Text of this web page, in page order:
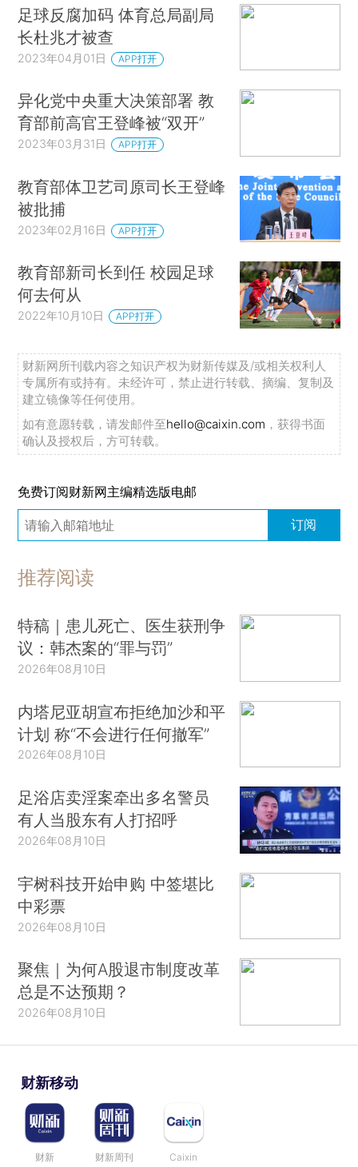
足球反腐加码 体育总局副局
长杜兆才被查
2023年04月01日 APP打开
异化党中央重大决策部署 教
育部前高官王登峰被“双开”
2023年03月31日 APP打开
教育部体卫艺司原司长王登峰
被批捕
2023年02月16日 APP打开
教育部新司长到任 校园足球
何去何从
2022年10月10日 APP打开
财新网所刊载内容之知识产权为财新传媒及/或相关权利人
专属所有或持有。未经许可，禁止进行转载、摘编、复制及
建立镜像等任何使用。
如有意愿转载，请发邮件至hello@caixin.com ，获得书面
确认及授权后，方可转载。
免费订阅财新网主编精选版电邮
订阅
推荐阅读
特稿｜患儿死亡、医生获刑争
议：韩杰案的“罪与罚”
2026年08月10日
内塔尼亚胡宣布拒绝加沙和平
计划 称“不会进行任何撤军”
2026年08月10日
足浴店卖淫案牵出多名警员
有人当股东有人打招呼
2026年08月10日
宇树科技开始申购 中签堪比
中彩票
2026年08月10日
聚焦｜为何A股退市制度改革
总是不达预期？
2026年08月10日
财新移动
财新 财新周刊 Caixin